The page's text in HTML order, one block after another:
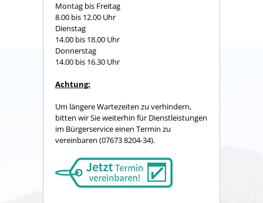
Montag bis Freitag
8.00 bis 12.00 Uhr
Dienstag
14.00 bis 18.00 Uhr
Donnerstag
14.00 bis 16.30 Uhr
Achtung:
Um längere Wartezeiten zu verhindern,
bitten wir Sie weiterhin für Dienstleistungen
im Bürgerservice einen Termin zu
vereinbaren (07673 8204-34).